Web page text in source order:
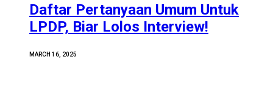
Daftar Pertanyaan Umum Untuk
LPDP, Biar Lolos Interview!
MARCH 16, 2025